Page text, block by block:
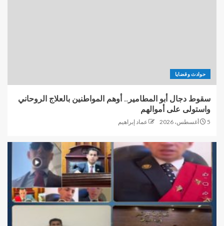
حوادث وقضايا
سقوط دجال أبو المطامير.. أوهم المواطنين بالعلاج الروحاني
واستولى على أموالهم
5 أغسطس، 2026 عماد إبراهيم